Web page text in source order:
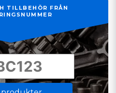
TILLBEHÖR FRÅN